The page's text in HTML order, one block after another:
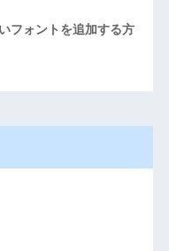
フォントを追加する方